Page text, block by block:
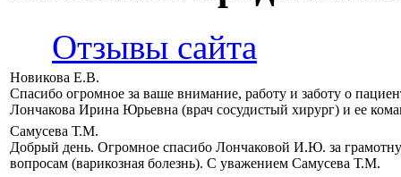
Отзывы сайта
Новикова Е.В.
Спасибо огромное за ваше внимание, работу и заботу о
Лончакова Ирина Юрьевна (врач сосудистый хирург) и ее
Самусева Т.М.
Добрый день. Огромное спасибо Лончаковой И.Ю. за
вопросам (варикозная болезнь). С уважением Самусева Т.М.